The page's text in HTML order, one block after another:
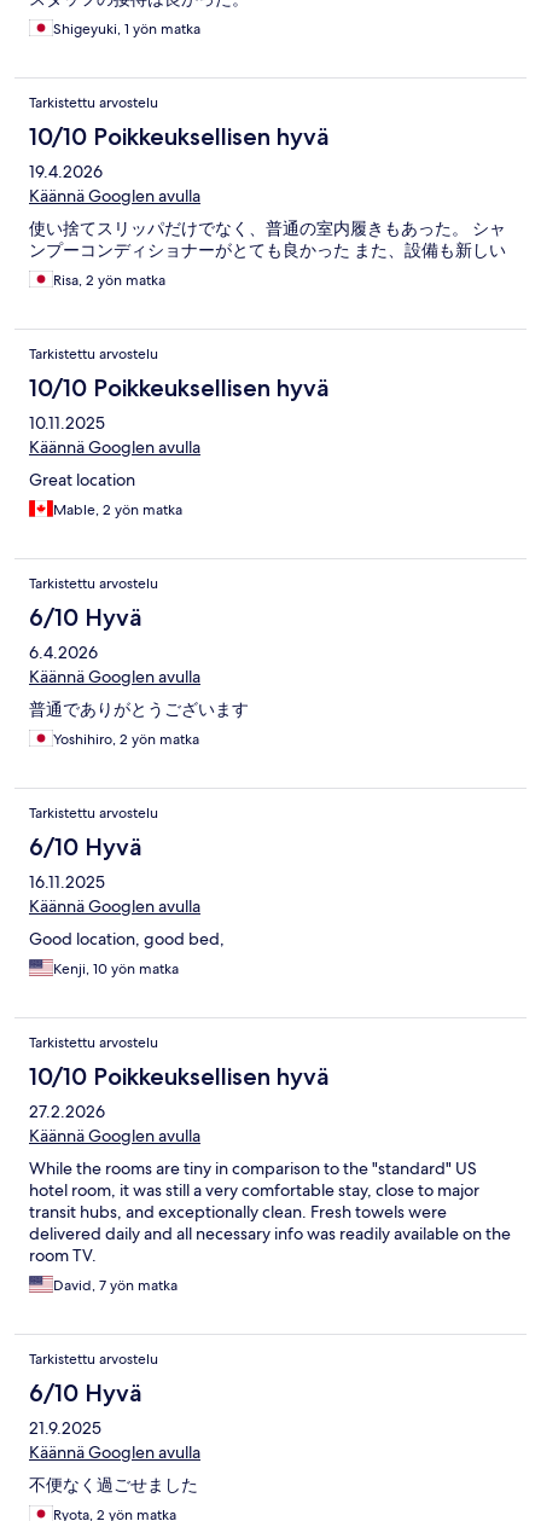
Shigeyuki, 1 yön matka
Tarkistettu arvostelu
10/10 Poikkeuksellisen hyvä
19.4.2026
Käännä Googlen avulla
使い捨てスリッパだけでなく、普通の室内履きもあった。 シャ
ンプーコンディショナーがとても良かった また、設備も新しい
Risa, 2 yön matka
Tarkistettu arvostelu
10/10 Poikkeuksellisen hyvä
10.11.2025
Käännä Googlen avulla
Great location
Mable, 2 yön matka
Tarkistettu arvostelu
6/10 Hyvä
6.4.2026
Käännä Googlen avulla
普通でありがとうございます
Yoshihiro, 2 yön matka
Tarkistettu arvostelu
6/10 Hyvä
16.11.2025
Käännä Googlen avulla
Good location, good bed,
Kenji, 10 yön matka
Tarkistettu arvostelu
10/10 Poikkeuksellisen hyvä
27.2.2026
Käännä Googlen avulla
While the rooms are tiny in comparison to the "standard" US
hotel room, it was still a very comfortable stay, close to major
transit hubs, and exceptionally clean. Fresh towels were
delivered daily and all necessary info was readily available on the
room TV.
David, 7 yön matka
Tarkistettu arvostelu
6/10 Hyvä
21.9.2025
Käännä Googlen avulla
不便なく過ごせました
Ryota, 2 yön matka